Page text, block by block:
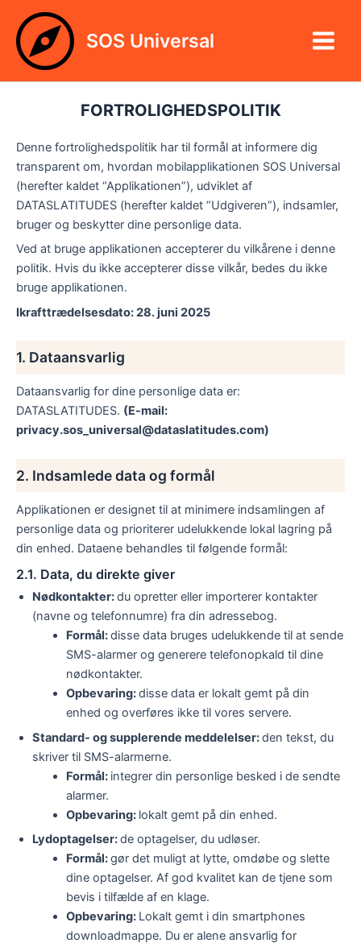
indholdet
SOS Universal
Menu
FORTROLIGHEDSPOLITIK
Denne fortrolighedspolitik har til formål at informere dig
transparent om, hvordan mobilapplikationen SOS Universal
(herefter kaldet “Applikationen”), udviklet af
DATASLATITUDES (herefter kaldet “Udgiveren”), indsamler,
bruger og beskytter dine personlige data.
Ved at bruge applikationen accepterer du vilkårene i denne
politik. Hvis du ikke accepterer disse vilkår, bedes du ikke
bruge applikationen.
Ikrafttrædelsesdato: 28. juni 2025
1. Dataansvarlig
Dataansvarlig for dine personlige data er:
DATASLATITUDES. (E-mail:
privacy.sos_universal@dataslatitudes.com)
2. Indsamlede data og formål
Applikationen er designet til at minimere indsamlingen af
personlige data og prioriterer udelukkende lokal lagring på
din enhed. Dataene behandles til følgende formål:
2.1. Data, du direkte giver
Nødkontakter:du opretter eller importerer kontakter
(navne og telefonnumre) fra din adressebog.
Formål:disse data bruges udelukkende til at sende
SMS-alarmer og generere telefonopkald til dine
nødkontakter.
Opbevaring:disse data er lokalt gemt på din
enhed og overføres ikke til vores servere.
Standard- og supplerende meddelelser:den tekst, du
skriver til SMS-alarmerne.
Formål: integrer din personlige besked i de sendte
alarmer.
Opbevaring: lokalt gemt på din enhed.
Lydoptagelser:de optagelser, du udløser.
Formål:gør det muligt at lytte, omdøbe og slette
dine optagelser. Af god kvalitet kan de tjene som
bevis i tilfælde af en klage.
Opbevaring: Lokalt gemt i din smartphones
downloadmappe. Du er alene ansvarlig for